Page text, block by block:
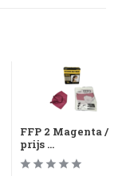
FFP 2 Magenta /
prijs ...